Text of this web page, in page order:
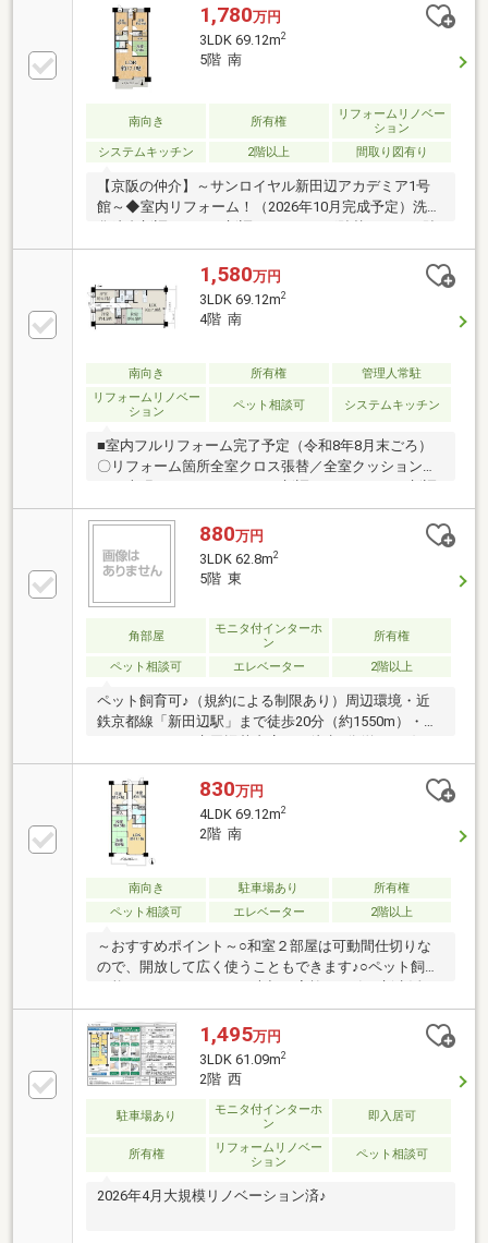
話が楽しめます♪■ペット飼育可マンション（規約によ
る制限有）◎現況空き室のためゆっくりご内覧可能で
す！是非お気軽にお問い合わせください！◆近隣施設
◆・業務スーパー京田辺店まで約800m・ファミリー
マート京田辺草内店まで約340m・ローソン京田辺草内
店まで約580m・DCM 京田辺店まで約650m
1,780万円
3LDK 69.12m2
5階 南
南向き 所有権
リフォームリノベー
ション
システムキッチン
2階以上 間取り図有り
【京阪の仲介】～サンロイヤル新田辺アカデミア1号
館～◆室内リフォーム！（2026年10月完成予定）洗面
替間取変更（LDK拡張）建具交換畳新調（琉球畳）・
玄関収納交換給湯器交換・ハウスクローニング等！◆
７階建の５階部分！◆南向きバルコニー！お気軽にお
問い合わせください！
1,580万円
3LDK 69.12m2
4階 南
南向き 所有権
管理人常駐
リフォームリノベー
ション
ペット相談可 システムキッチン
■室内フルリフォーム完了予定（令和8年8月末ごろ）
〇リフォーム箇所全室クロス張替／全室クッションフ
／トイレ新調／洗面台新調／畳表替／洗濯パン新調／
建具交換／分電盤新設／ダウンライト18か所新設／ハ
ウスクリーニング■ペット飼育可（規約により制限
有）■7階建て4階部分・南向きバルコニー■マンション
の道路を挟んで向かい側、大型月極駐車場空有（令和
8年8月7日現在）※車種により制限がございます。詳細
はご確認ください室内フル改装（一部間取りも変更）
予定！事前予約をいただいた順に、リフォーム完成後
ご案内をさせていただきます担当者TEL：080-7376-
2594
880万円
3LDK 62.8m2
5階 東
角部屋
モニタ付インターホ
ン
所有権
ペット相談可 エレベーター 2階以上
ペット飼育可♪（規約による制限あり）周辺環境・近
鉄京都線「新田辺駅」まで徒歩20分（約1550m）・フ
DCM京田辺店まで徒歩8分（約630m）・業務スーパー
京田辺店まで徒歩11分（約840m）・京田辺市立田辺
東小学校まで徒歩18分（約1370m）
830万円
4LDK 69.12m2
2階 南
南向き 駐車場あり
所有権
ペット相談可
エレベーター 2階以上
～おすすめポイント～○和室２部屋は可動間仕切りな
ので、開放して広く使うこともできます♪○ペット飼育
送れます。(規約による制限あり)○近隣には、商業施設
が複数あるので生活に便利な住環境です。○交通は近
鉄京都線・ＪＲ片町線の２Ｗａｙアクセス可能です。
1,495万円
3LDK 61.09m2
2階 西
駐車場あり
モニタ付インターホ
ン
即入居可
所有権
リフォームリノベー
ション
ペット相談可
2026年4月大規模リノベーション済♪